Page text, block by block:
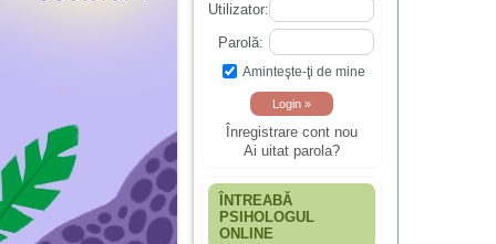
Utilizator:
Parolă:
Aminteşte-ţi de mine
Înregistrare cont nou
Ai uitat parola?
ÎNTREABĂ
PSIHOLOGUL
ONLINE